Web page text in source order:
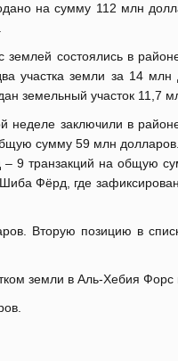
на сумму 112 млн
землей состоялись в
участка земли за 14
земельный участок 11,7
неделе заключили в
сумму 59 млн
9 транзакций на общую
Фёрд, где
Вторую позицию в
земли в Аль-Хебия